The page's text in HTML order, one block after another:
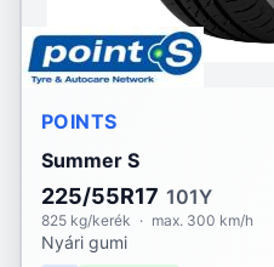
Vredestein
Waterfall
Yokohama
POINTS
Summer S
225/55R17 101Y
825 kg/kerék · max. 300 km/h
Nyári gumi